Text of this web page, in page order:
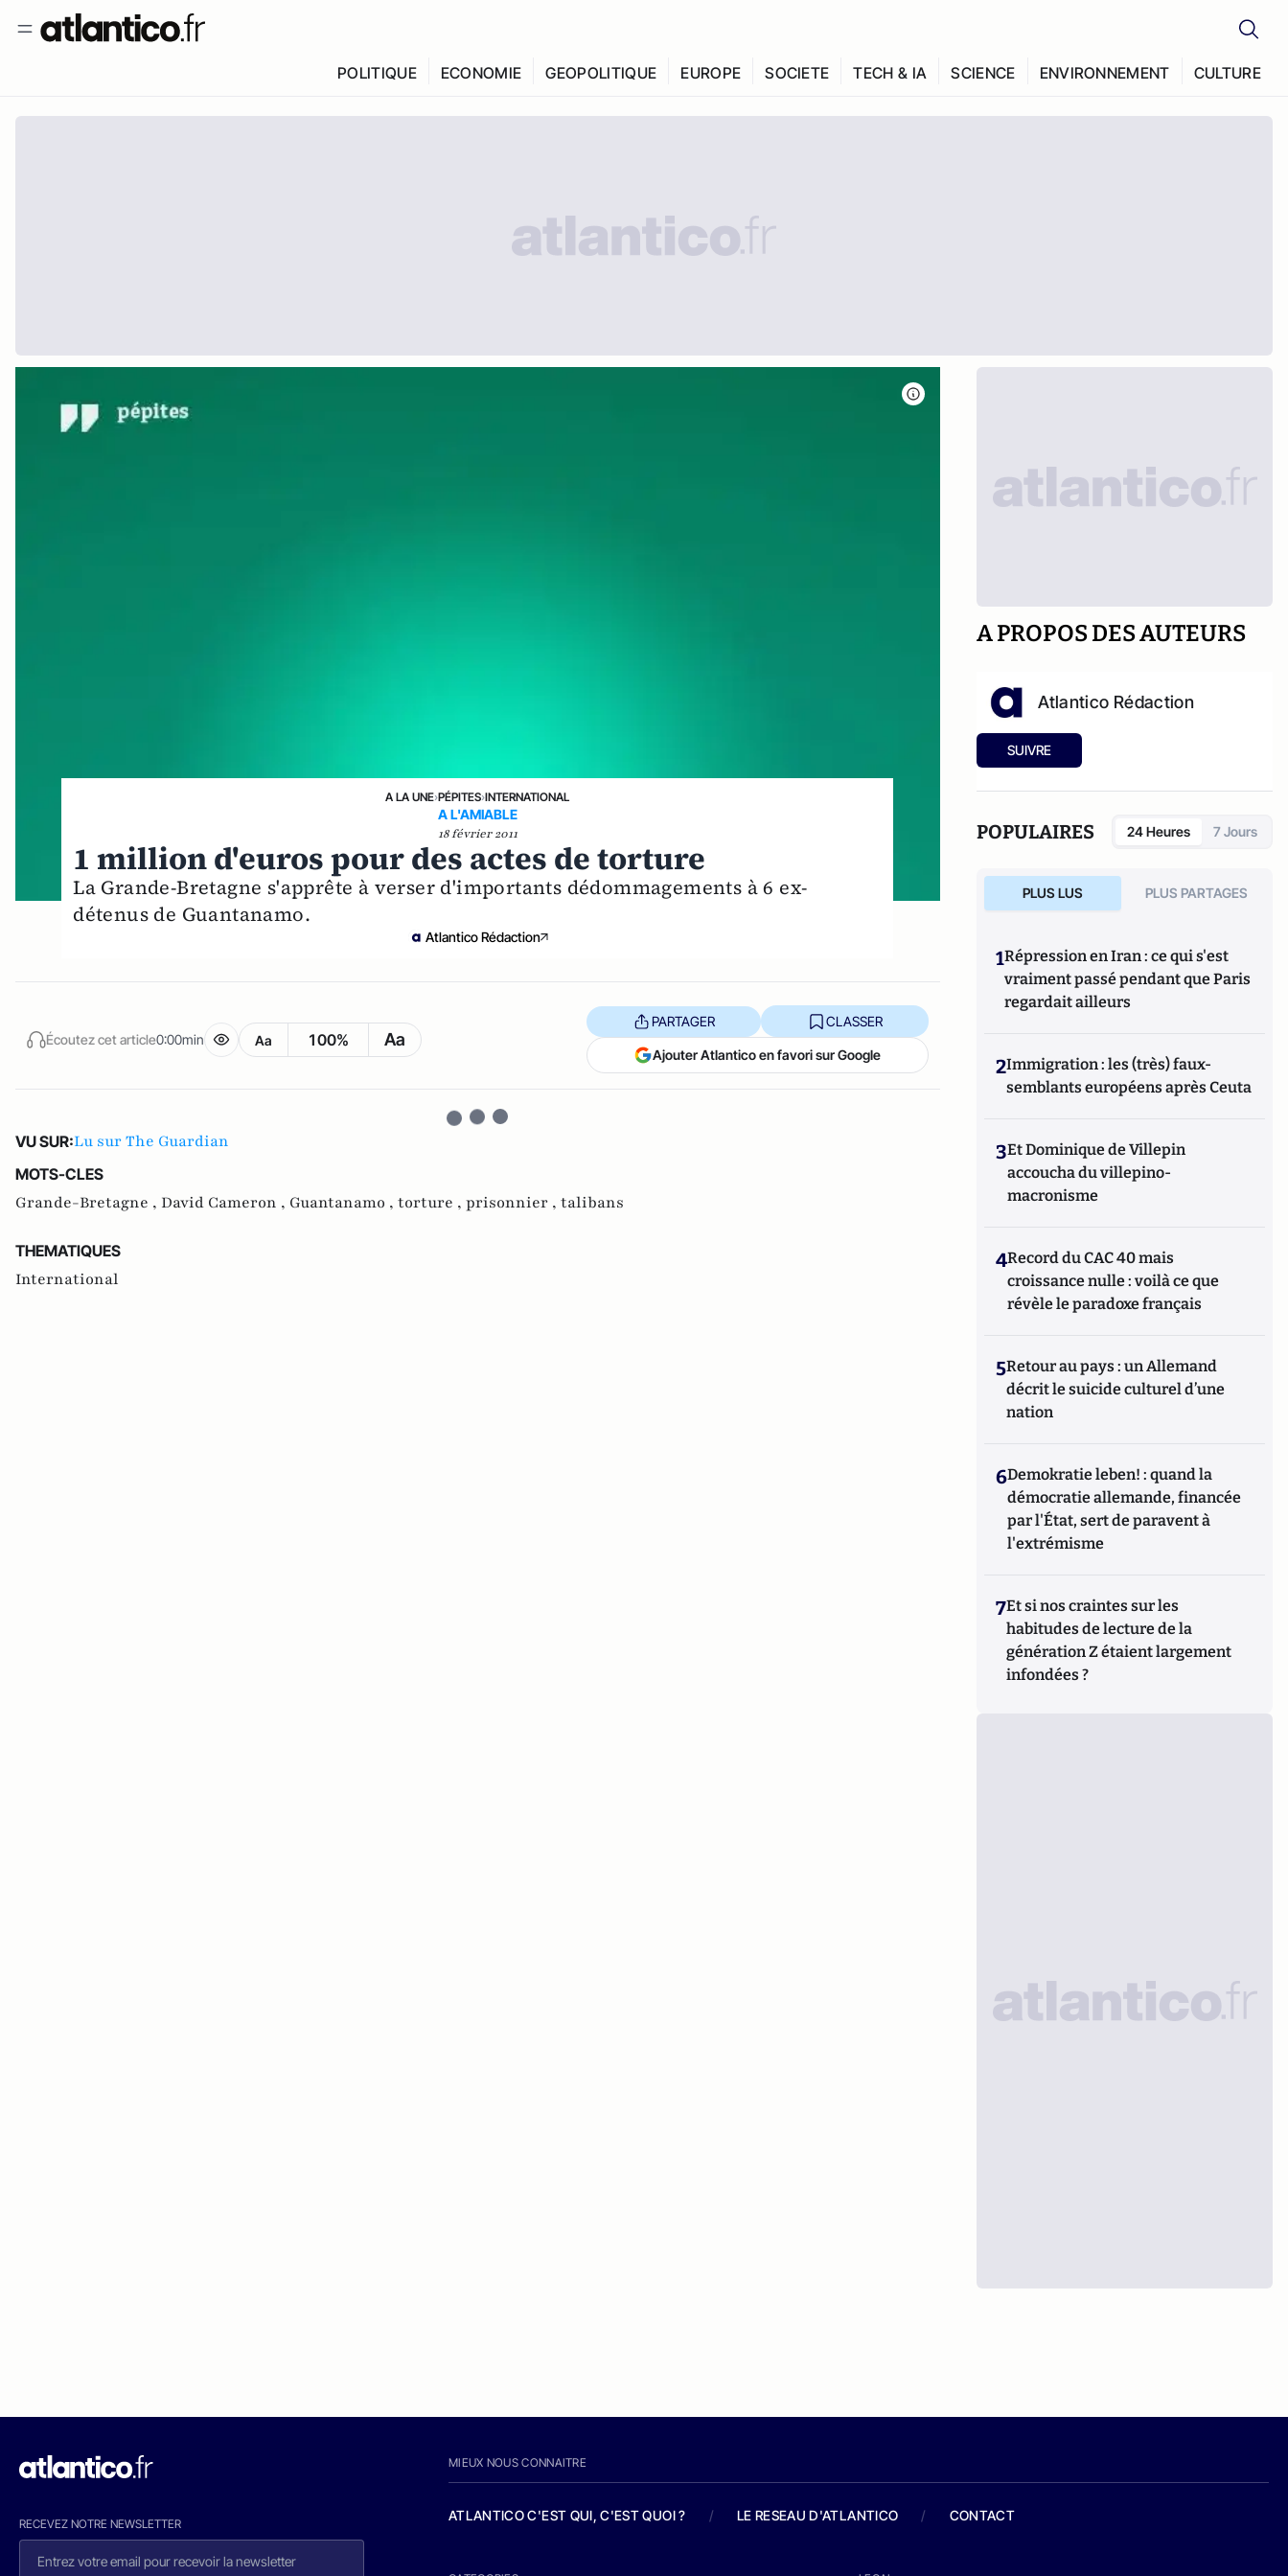
POLITIQUE ECONOMIE GEOPOLITIQUE EUROPE SOCIETE TECH & IA SCIENCE ENVIRONNEMENT CULTURE
A LA UNE›PÉPITES›INTERNATIONAL
A L'AMIABLE
18 février 2011
1 million d'euros pour des actes de torture
La Grande-Bretagne s'apprête à verser d'importants dédommagements à 6 ex-
détenus de Guantanamo.
Atlantico Rédaction
Écoutez cet article0:00min Aa 100% Aa
PARTAGER CLASSER
Ajouter Atlantico en favori sur Google
VU SUR:Lu sur The Guardian
MOTS-CLES
Grande-Bretagne , David Cameron , Guantanamo , torture , prisonnier , talibans
THEMATIQUES
International
A PROPOS DES AUTEURS
Atlantico Rédaction
SUIVRE
POPULAIRES 24 Heures 7 Jours
PLUS LUS PLUS PARTAGES
1Répression en Iran : ce qui s'est
vraiment passé pendant que Paris
regardait ailleurs
2Immigration : les (très) faux-
semblants européens après Ceuta
3Et Dominique de Villepin
accoucha du villepino-
macronisme
4Record du CAC 40 mais
croissance nulle : voilà ce que
révèle le paradoxe français
5Retour au pays : un Allemand
décrit le suicide culturel d’une
nation
6Demokratie leben! : quand la
démocratie allemande, financée
par l'État, sert de paravent à
l'extrémisme
7Et si nos craintes sur les
habitudes de lecture de la
génération Z étaient largement
infondées ?
RECEVEZ NOTRE NEWSLETTER
MIEUX NOUS CONNAITRE
ATLANTICO C'EST QUI, C'EST QUOI ? / LE RESEAU D'ATLANTICO / CONTACT